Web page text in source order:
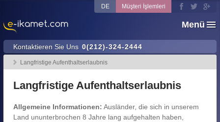
Menü
Kontaktieren Sie Uns 0(212)-324-2444
DE Müşteri İşlemleri
Langfristige Aufenthaltserlaubnis
Langfristige Aufenthaltserlaubnis
Allgemeine Informationen: Ausländer, die sich in unserem
Land ununterbrochen 8 Jahre lang aufgehalten haben,